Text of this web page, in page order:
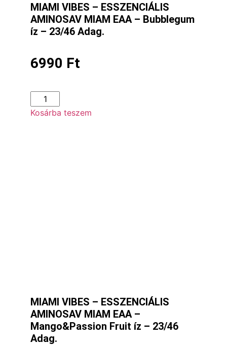
MIAMI VIBES – ESSZENCIÁLIS
AMINOSAV MIAM EAA – Bubblegum
íz – 23/46 Adag.
6990 Ft
Kosárba teszem
MIAMI VIBES – ESSZENCIÁLIS
AMINOSAV MIAM EAA –
Mango&Passion Fruit íz – 23/46
Adag.